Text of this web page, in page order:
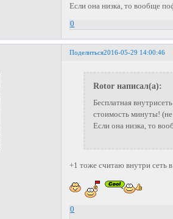
Если она низка, то вообще
0
Поделиться2016-05-29 14:00:46
Rotor написал(а):
Бесплатная
стоимость минуты!
Если она низка, то
+1 тоже считаю внутри сеть
0